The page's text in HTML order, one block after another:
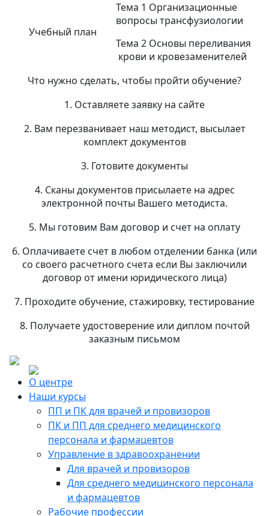
Учебный план
Тема 1 Организационные
вопросы трансфузиологии
Тема 2 Основы переливания
крови и кровезаменителей
Что нужно сделать, чтобы пройти обучение?
1. Оставляете заявку на сайте
2. Вам перезванивает наш методист, высылает
комплект документов
3. Готовите документы
4. Сканы документов присылаете на адрес
электронной почты Вашего методиста.
5. Мы готовим Вам договор и счет на оплату
6. Оплачиваете счет в любом отделении банка (или
со своего расчетного счета если Вы заключили
договор от имени юридического лица)
7. Проходите обучение, стажировку, тестирование
8. Получаете удостоверение или диплом почтой
заказным письмом
О центре
Наши курсы
ПП и ПК для врачей и провизоров
ПК и ПП для среднего медицинского
персонала и фармацевтов
Управление в здравоохранении
Для врачей и провизоров
Для среднего медицинского персонала
и фармацевтов
Рабочие профессии